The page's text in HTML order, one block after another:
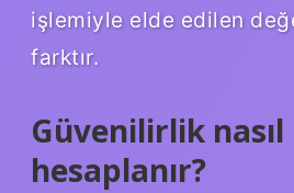
işlemiyle elde edilen
farktır.
Güvenilirlik nasıl
hesaplanır?